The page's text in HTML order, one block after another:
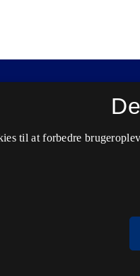
for Kriminalvidenskab
til at forbedre